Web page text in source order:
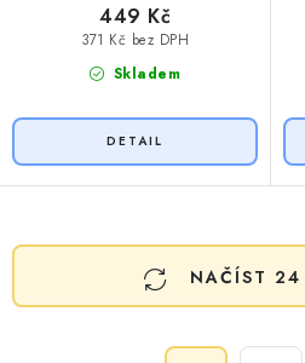
Skladem
371 Kč bez DPH
449 Kč
O
v
NAČÍST 24